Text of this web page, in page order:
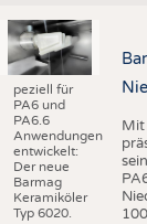
peziell für
PA6 und
PA6.6
Anwendungen
entwickelt:
Der neue
Barmag
Keramiköler
Typ 6020.
Mit